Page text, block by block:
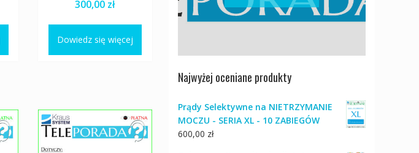
300,00 zł
Dowiedz się więcej
Najwyżej oceniane produkty
Prądy Selektywne na NIETRZYMANIE
MOCZU - SERIA XL - 10 ZABIEGÓW
600,00 zł